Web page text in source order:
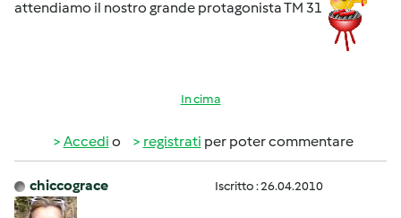
attendiamo il nostro grande protagonista TM 31
In cima
Accedi o registrati per poter commentare
chiccograce Iscritto : 26.04.2010